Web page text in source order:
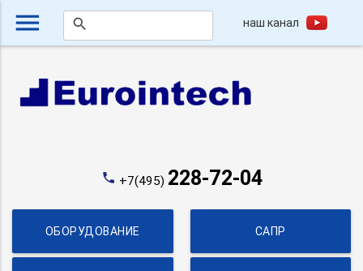
menu search наш канал
phone +7(495) 228-72-04
ОБОРУДОВАНИЕ САПР